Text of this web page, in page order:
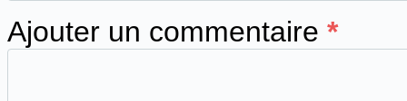
Ajouter un commentaire *